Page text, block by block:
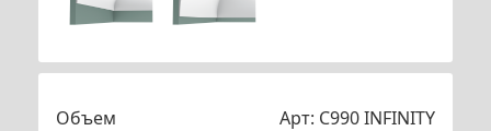
Объем Арт: C990 INFINITY